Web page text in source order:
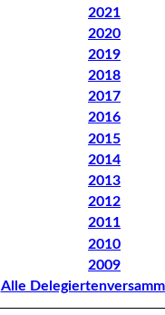
2021
2020
2019
2018
2017
2016
2015
2014
2013
2012
2011
2010
2009
Alle